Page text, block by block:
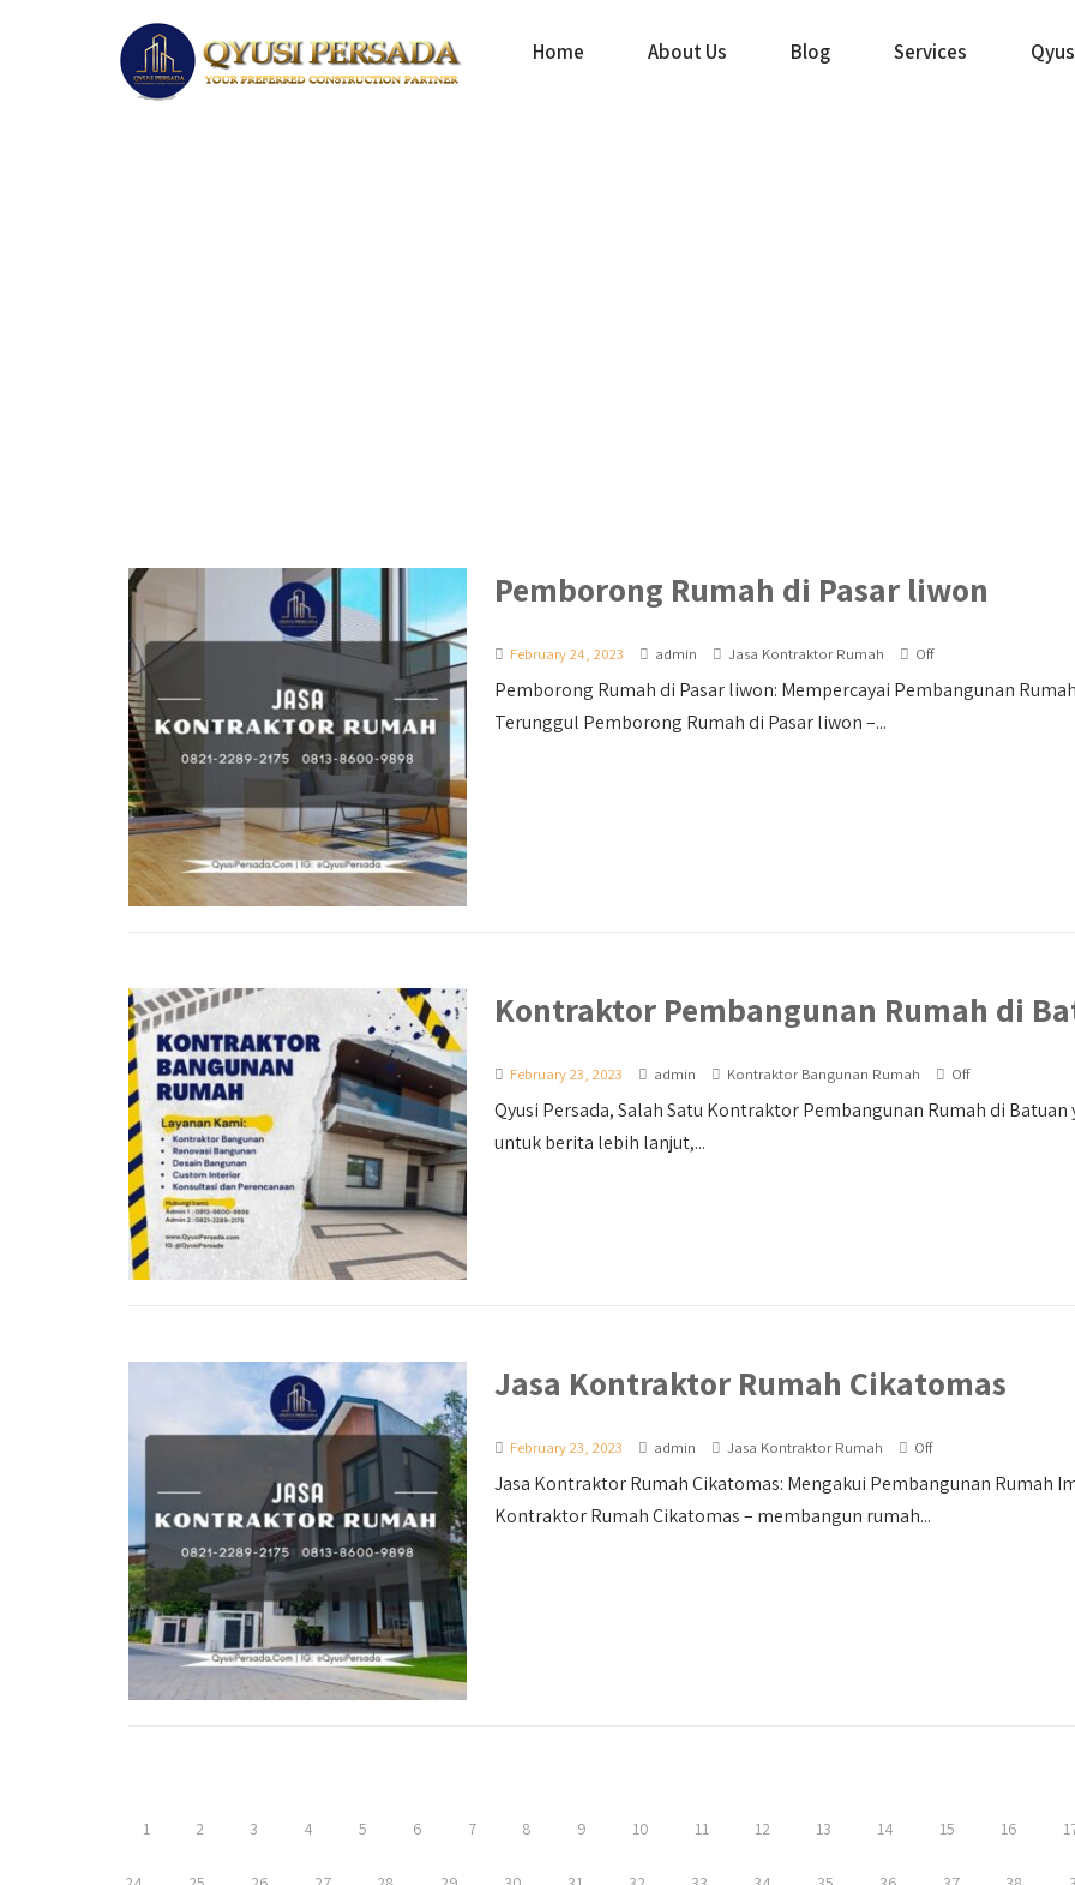
Home About Us Blog Services
Pemborong Rumah di Pasar liwon
February 24, 2023 admin Jasa Kontraktor Rumah Off
Pemborong Rumah di Pasar liwon: Mempercayai Pembangunan
Terunggul Pemborong Rumah di Pasar liwon –...
Kontraktor Pembangunan Rumah di
February 23, 2023 admin Kontraktor Bangunan Rumah Off
Qyusi Persada, Salah Satu Kontraktor Pembangunan Rumah di
untuk berita lebih lanjut,...
Jasa Kontraktor Rumah Cikatomas
February 23, 2023 admin Jasa Kontraktor Rumah Off
Jasa Kontraktor Rumah Cikatomas: Mengakui Pembangunan Rumah
Kontraktor Rumah Cikatomas – membangun rumah...
1 2 3 4 5 6 7 8 9 10 11 12 13 14 15 16